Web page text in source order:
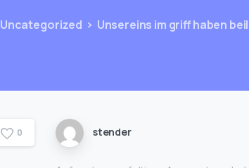
Uncategorized Unsereins im griff haben
0 stender